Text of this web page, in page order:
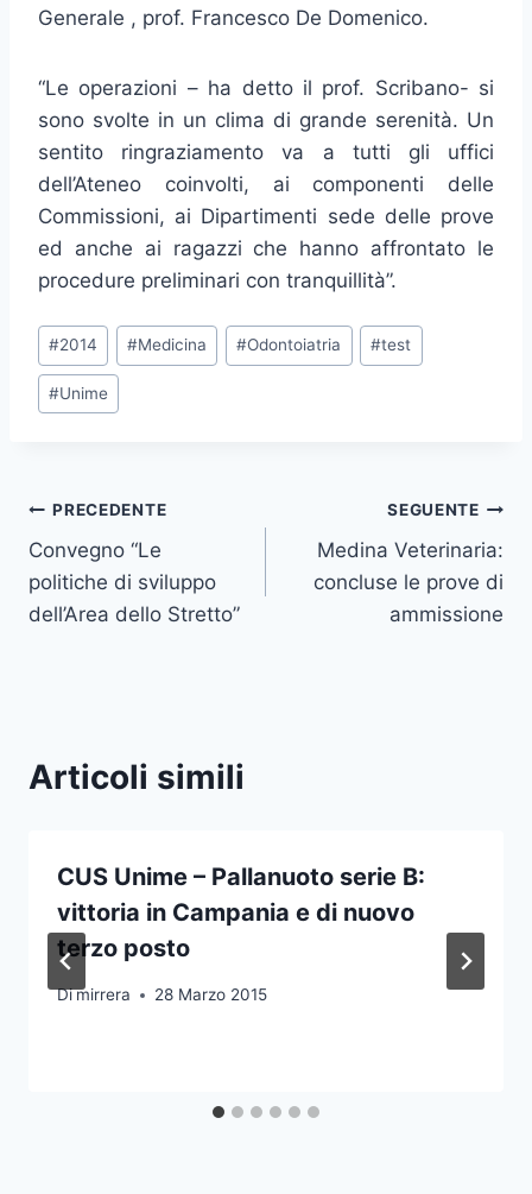
Generale , prof. Francesco De Domenico.
“Le operazioni – ha detto il prof. Scribano- si
sono svolte in un clima di grande serenità. Un
sentito ringraziamento va a tutti gli uffici
dell’Ateneo coinvolti, ai componenti delle
Commissioni, ai Dipartimenti sede delle prove
ed anche ai ragazzi che hanno affrontato le
procedure preliminari con tranquillità”.
Tag
articolo:
#2014 #Medicina #Odontoiatria #test
#Unime
Navigazione
articoli
PRECEDENTE
Convegno “Le
politiche di sviluppo
dell’Area dello Stretto”
SEGUENTE
Medina Veterinaria:
concluse le prove di
ammissione
Articoli simili
CUS Unime – Pallanuoto serie B:
vittoria in Campania e di nuovo
terzo posto
Dimirrera 28 Marzo 2015